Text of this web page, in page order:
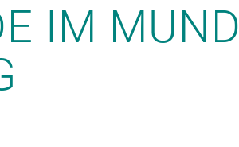
IM MUND